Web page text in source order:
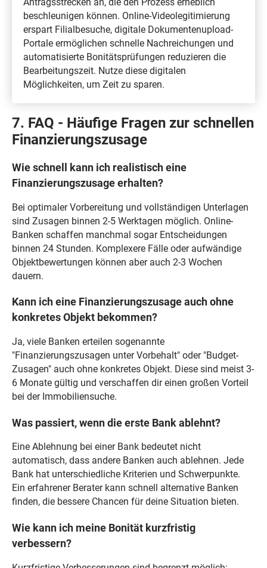
beschleunigen können. Online-Videolegitimierung
erspart Filialbesuche, digitale Dokumentenupload-
Portale ermöglichen schnelle Nachreichungen und
automatisierte Bonitätsprüfungen reduzieren die
Bearbeitungszeit. Nutze diese digitalen
Möglichkeiten, um Zeit zu sparen.
7. FAQ - Häufige Fragen zur schnellen
Finanzierungszusage
Wie schnell kann ich realistisch eine
Finanzierungszusage erhalten?
Bei optimaler Vorbereitung und vollständigen Unterlagen
sind Zusagen binnen 2-5 Werktagen möglich. Online-
Banken schaffen manchmal sogar Entscheidungen
binnen 24 Stunden. Komplexere Fälle oder aufwändige
Objektbewertungen können aber auch 2-3 Wochen
dauern.
Kann ich eine Finanzierungszusage auch ohne
konkretes Objekt bekommen?
Ja, viele Banken erteilen sogenannte
"Finanzierungszusagen unter Vorbehalt" oder "Budget-
Zusagen" auch ohne konkretes Objekt. Diese sind meist 3-
6 Monate gültig und verschaffen dir einen großen Vorteil
bei der Immobiliensuche.
Was passiert, wenn die erste Bank ablehnt?
Eine Ablehnung bei einer Bank bedeutet nicht
automatisch, dass andere Banken auch ablehnen. Jede
Bank hat unterschiedliche Kriterien und Schwerpunkte.
Ein erfahrener Berater kann schnell alternative Banken
finden, die bessere Chancen für deine Situation bieten.
Wie kann ich meine Bonität kurzfristig
verbessern?